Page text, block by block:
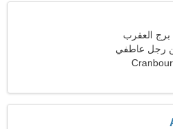
رجل عاطفي